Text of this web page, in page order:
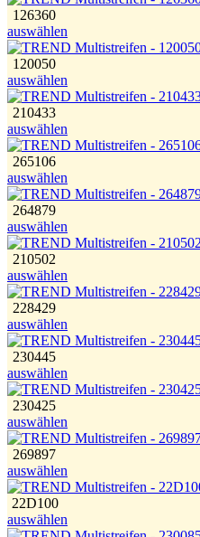
126360
auswählen
120050
auswählen
210433
auswählen
265106
auswählen
264879
auswählen
210502
auswählen
228429
auswählen
230445
auswählen
230425
auswählen
269897
auswählen
22D100
auswählen